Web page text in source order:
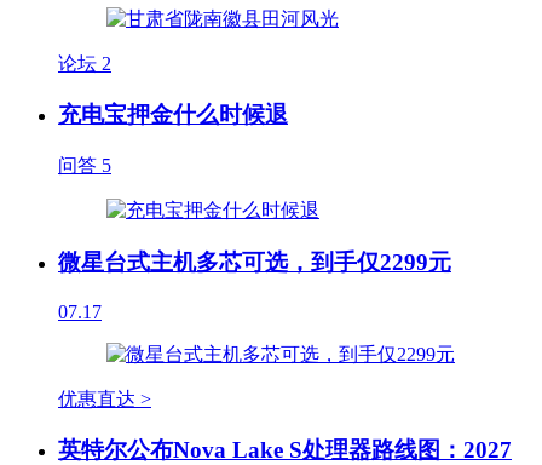
论坛 2
充电宝押金什么时候退
问答 5
微星台式主机多芯可选，到手仅2299元
07.17
优惠直达 >
英特尔公布Nova Lake S处理器路线图：2027